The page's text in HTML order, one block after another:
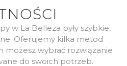
w La Belleza były szybkie,
Oferujemy kilka metod
możesz wybrać rozwiązanie
do swoich potrzeb.